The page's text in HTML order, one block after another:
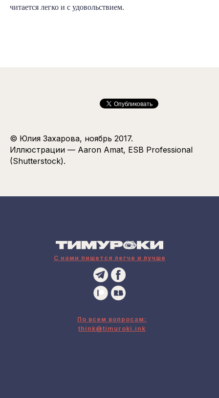
читается легко и с удовольствием.
© Юлия Захарова, ноябрь 2017.
Иллюстрации — Aaron Amat, ESB Professional
(Shutterstock).
С нами пишется легче и лучше
По всем вопросам:
think@timuroki.ink